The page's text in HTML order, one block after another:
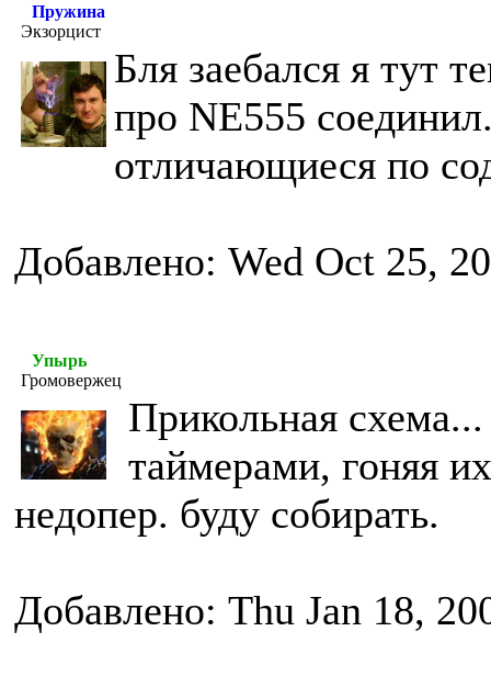
Пружина
Экзорцист
Бля заебался я тут
про NE555
отличающиеся по
Добавлено: Wed Oct 25,
Упырь
Громовержец
Прикольная
таймерами, гоняя
недопер. буду собирать.
Добавлено: Thu Jan 18,